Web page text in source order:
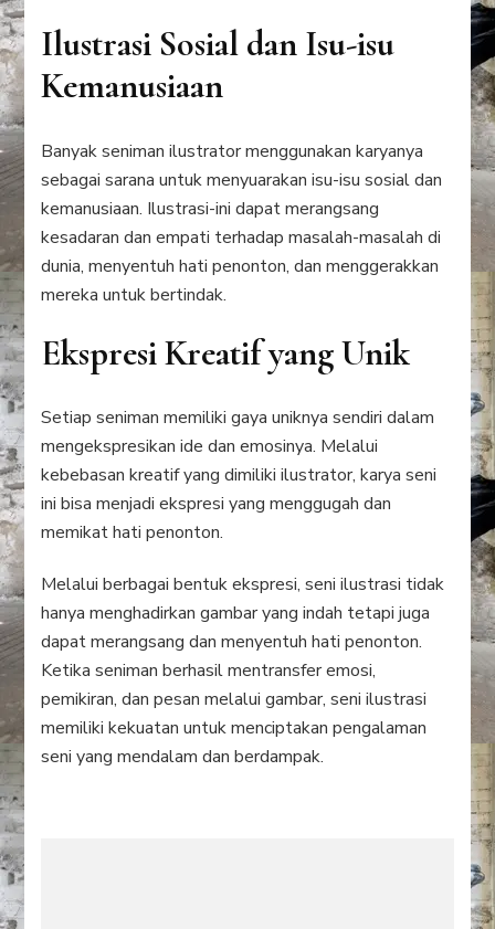
Ilustrasi Sosial dan Isu-isu
Kemanusiaan
Banyak seniman ilustrator menggunakan karyanya
sebagai sarana untuk menyuarakan isu-isu sosial dan
kemanusiaan. Ilustrasi-ini dapat merangsang
kesadaran dan empati terhadap masalah-masalah di
dunia, menyentuh hati penonton, dan menggerakkan
mereka untuk bertindak.
Ekspresi Kreatif yang Unik
Setiap seniman memiliki gaya uniknya sendiri dalam
mengekspresikan ide dan emosinya. Melalui
kebebasan kreatif yang dimiliki ilustrator, karya seni
ini bisa menjadi ekspresi yang menggugah dan
memikat hati penonton.
Melalui berbagai bentuk ekspresi, seni ilustrasi tidak
hanya menghadirkan gambar yang indah tetapi juga
dapat merangsang dan menyentuh hati penonton.
Ketika seniman berhasil mentransfer emosi,
pemikiran, dan pesan melalui gambar, seni ilustrasi
memiliki kekuatan untuk menciptakan pengalaman
seni yang mendalam dan berdampak.